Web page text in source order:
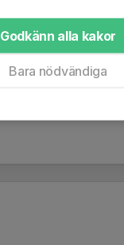
Ass. Tränare
50 år
Godkänn alla kakor
Bara nödvändiga